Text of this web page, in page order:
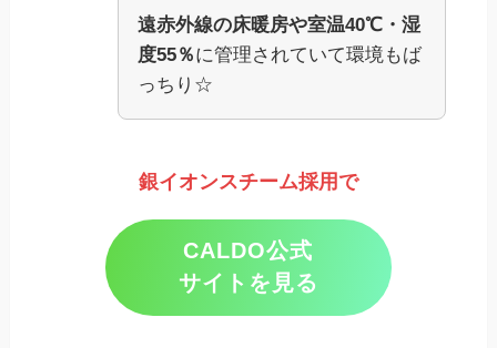
遠赤外線の床暖房や室温40℃・湿
度55％に管理されていて環境もば
っちり☆
銀イオンスチーム採用で
CALDO公式
サイトを見る